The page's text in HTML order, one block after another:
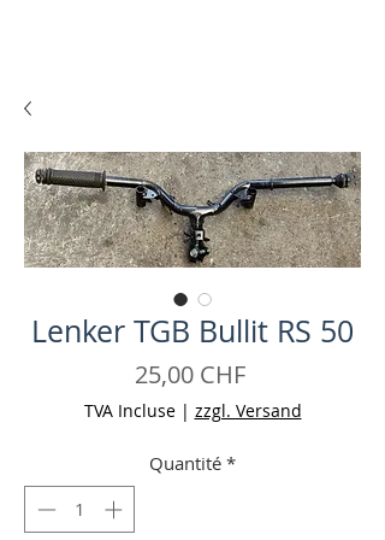
Lenker TGB Bullit RS 50
25,00 CHFPrix
TVA Incluse| zzgl. Versand
Quantité *